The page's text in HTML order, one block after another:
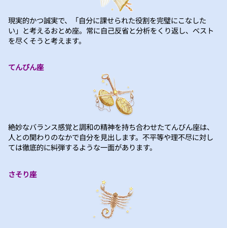
現実的かつ誠実で、「自分に課せられた役割を完璧にこなした
い」と考えるおとめ座。常に自己反省と分析をくり返し、ベスト
を尽くそうと考えます。
てんびん座
絶妙なバランス感覚と調和の精神を持ち合わせたてんびん座は、
人との関わりのなかで自分を見出します。不平等や理不尽に対し
ては徹底的に糾弾するような一面があります。
さそり座